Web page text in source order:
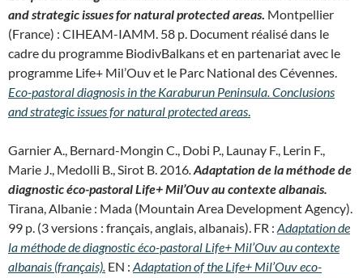
and strategic issues for natural protected areas. Montpellier
(France) : CIHEAM-IAMM. 58 p. Document réalisé dans le
cadre du programme BiodivBalkans et en partenariat avec le
programme Life+ Mil’Ouv et le Parc National des Cévennes.
Eco-pastoral diagnosis in the Karaburun Peninsula. Conclusions
and strategic issues for natural protected areas.
Garnier A., Bernard-Mongin C., Dobi P., Launay F., Lerin F.,
Marie J., Medolli B., Sirot B. 2016.Adaptation de la méthode de
diagnostic éco-pastoral Life+ Mil’Ouv au contexte albanais.
Tirana, Albanie : Mada (Mountain Area Development Agency).
99 p. (3 versions : français, anglais, albanais). FR : Adaptation de
la méthode de diagnostic éco-pastoral Life+ Mil’Ouv au contexte
albanais (français). EN : Adaptation of the Life+ Mil’Ouv eco-